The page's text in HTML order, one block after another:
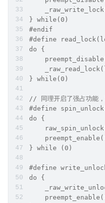
} while(0)
#endif
#define
do {
} while(0)
// 同理开启了强占功能，
#define
do {
} while (0)
#define
do {